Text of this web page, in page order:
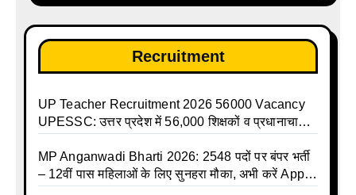
Recruitment
UP Teacher Recruitment 2026 56000 Vacancy
UPESSC: उत्तर प्रदेश में 56,000 शिक्षकों व प्रधानाचार्यों
MP Anganwadi Bharti 2026: 2548 पदों पर बंपर भर्ती
– 12वीं पास महिलाओं के लिए सुनहरा मौका, अभी करें Apply